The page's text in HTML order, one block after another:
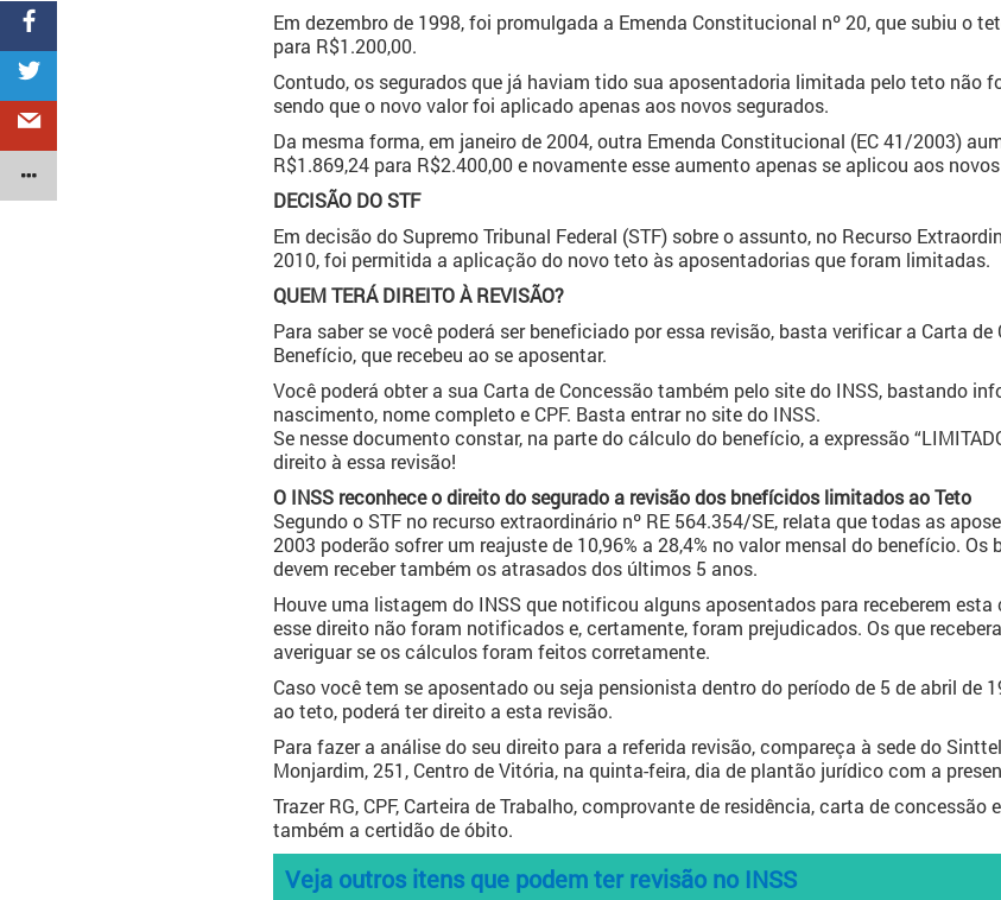
Em dezembro de 1998, foi promulgada a Emenda Constitucional nº 20, que subiu o
para R$1.200,00.
Contudo, os segurados que já haviam tido sua aposentadoria limitada pelo teto não
sendo que o novo valor foi aplicado apenas aos novos segurados.
Da mesma forma, em janeiro de 2004, outra Emenda Constitucional (EC 41/2003)
R$1.869,24 para R$2.400,00 e novamente esse aumento apenas se aplicou aos
DECISÃO DO STF
Em decisão do Supremo Tribunal Federal (STF) sobre o assunto, no Recurso
2010, foi permitida a aplicação do novo teto às aposentadorias que foram limitadas.
QUEM TERÁ DIREITO À REVISÃO?
Para saber se você poderá ser beneficiado por essa revisão, basta verificar a Carta
Benefício, que recebeu ao se aposentar.
Você poderá obter a sua Carta de Concessão também pelo site do INSS, bastando
nascimento, nome completo e CPF. Basta entrar no site do INSS.
Se nesse documento constar, na parte do cálculo do benefício, a expressão
direito à essa revisão!
O INSS reconhece o direito do segurado a revisão dos bnefícidos limitados ao Teto
Segundo o STF no recurso extraordinário nº RE 564.354/SE, relata que todas as
2003 poderão sofrer um reajuste de 10,96% a 28,4% no valor mensal do benefício.
devem receber também os atrasados dos últimos 5 anos.
Houve uma listagem do INSS que notificou alguns aposentados para receberem
esse direito não foram notificados e, certamente, foram prejudicados. Os que
averiguar se os cálculos foram feitos corretamente.
Caso você tem se aposentado ou seja pensionista dentro do período de 5 de abril de
ao teto, poderá ter direito a esta revisão.
Para fazer a análise do seu direito para a referida revisão, compareça à sede do
Monjardim, 251, Centro de Vitória, na quinta-feira, dia de plantão jurídico com a
Trazer RG, CPF, Carteira de Trabalho, comprovante de residência, carta de
também a certidão de óbito.
Veja outros itens que podem ter revisão no INSS